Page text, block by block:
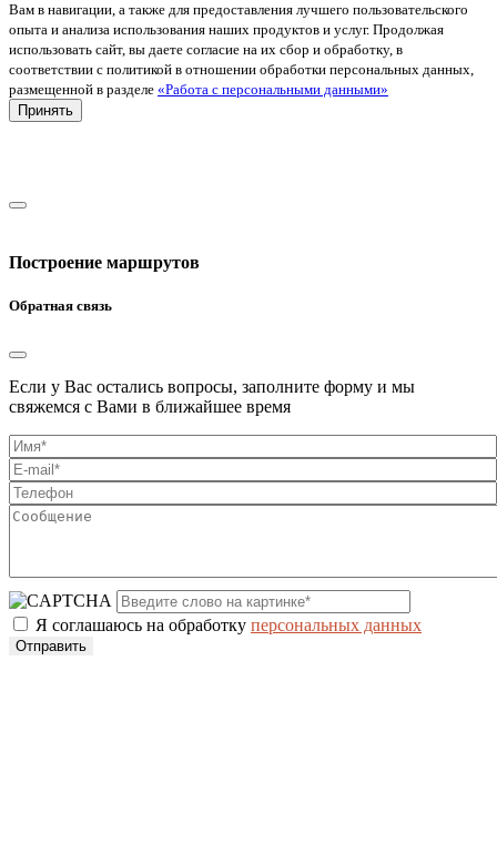
Вам в навигации, а также для предоставления лучшего пользовательского
опыта и анализа использования наших продуктов и услуг. Продолжая
использовать сайт, вы даете согласие на их сбор и обработку, в
соответствии с политикой в отношении обработки персональных данных,
размещенной в разделе «Работа с персональными данными»
Принять
Построение маршрутов
Обратная связь
Если у Вас остались вопросы, заполните форму и мы
свяжемся с Вами в ближайшее время
Я соглашаюсь на обработку персональных данных